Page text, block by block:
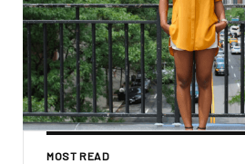
MOST READ